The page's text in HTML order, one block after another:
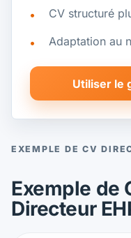
EXEMPLE DE CV
Exemple de
Directeur
CV structuré
Adaptation au
Utiliser le